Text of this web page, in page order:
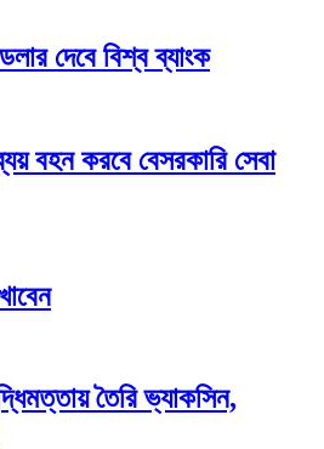
দেবে বিশ্ব ব্যাংক
বহন করবে বেসরকারি সেবা
তৈরি ভ্যাকসিন,